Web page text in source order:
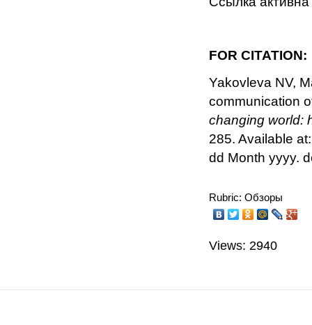
FOR CITATION:
Yakovleva NV,
communication
changing world:
285. Available
dd Month yyyy.
Rubric: Обзоры
Views: 2940